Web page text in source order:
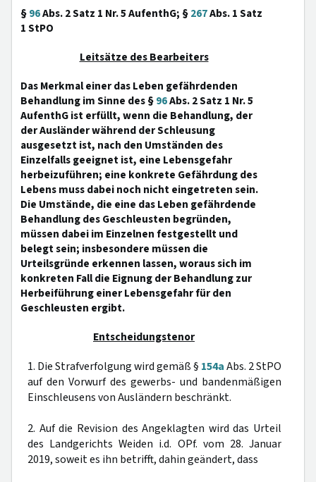
§96Abs. 2 Satz 1 Nr. 5 AufenthG; §267Abs. 1 Satz
1 StPO
Leitsätze des Bearbeiters
Das Merkmal einer das Leben gefährdenden
Behandlung im Sinne des §96Abs. 2 Satz 1 Nr. 5
AufenthG ist erfüllt, wenn die Behandlung, der
der Ausländer während der Schleusung
ausgesetzt ist, nach den Umständen des
Einzelfalls geeignet ist, eine Lebensgefahr
herbeizuführen; eine konkrete Gefährdung des
Lebens muss dabei noch nicht eingetreten sein.
Die Umstände, die eine das Leben gefährdende
Behandlung des Geschleusten begründen,
müssen dabei im Einzelnen festgestellt und
belegt sein; insbesondere müssen die
Urteilsgründe erkennen lassen, woraus sich im
konkreten Fall die Eignung der Behandlung zur
Herbeiführung einer Lebensgefahr für den
Geschleusten ergibt.
Entscheidungstenor
1. Die Strafverfolgung wird gemäß § 154aAbs. 2 StPO
auf den Vorwurf des gewerbs- und bandenmäßigen
Einschleusens von Ausländern beschränkt.
2. Auf die Revision des Angeklagten wird das Urteil
des Landgerichts Weiden i.d. OPf. vom 28. Januar
2019, soweit es ihn betrifft, dahin geändert, dass